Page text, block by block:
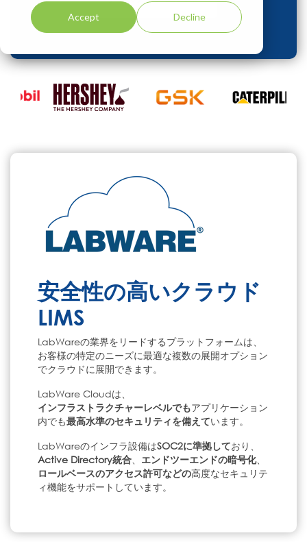
Accept Decline
安全性の高いクラウド
LIMS
LabWareの業界をリードするプラットフォームは、
お客様の特定のニーズに最適な複数の展開オプション
でクラウドに展開できます。
LabWare Cloudは、
インフラストラクチャーレベルでもアプリケーション
内でも最高水準のセキュリティを備えています。
LabWareのインフラ設備はSOC2に準拠しており、
Active Directory統合
エンドツーエンドの暗号化、
ロールベースのアクセス許可などの高度なセキュリテ
ィ機能をサポートしています。